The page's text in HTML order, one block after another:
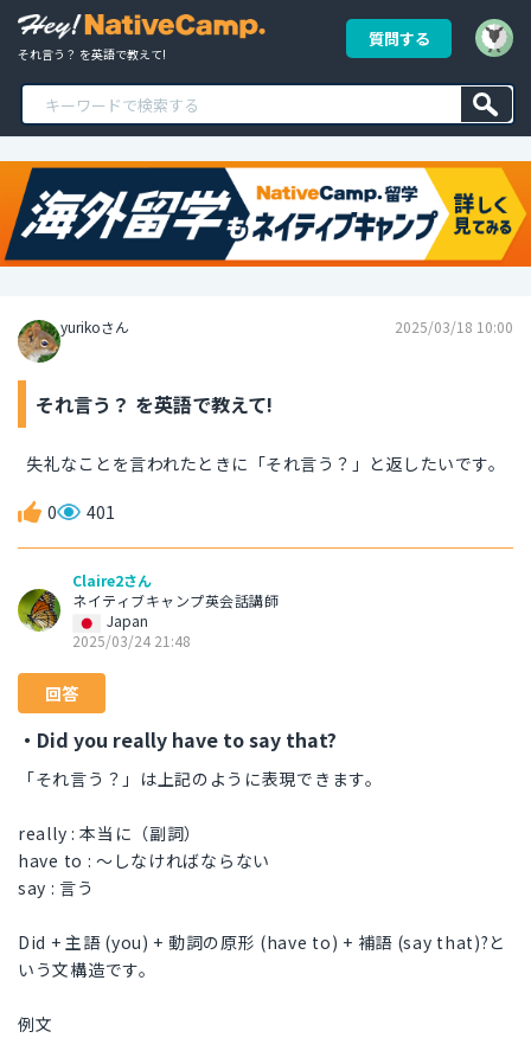
それ言う？ を英語で教えて!
質問する
yurikoさん 2025/03/18 10:00
それ言う？ を英語で教えて!
失礼なことを言われたときに「それ言う？」と返したいです。
0 401
Claire2さん
ネイティブキャンプ英会話講師
Japan
2025/03/24 21:48
回答
・Did you really have to say that?
「それ言う？」は上記のように表現できます。
really : 本当に（副詞）
have to : ～しなければならない
say : 言う
Did + 主語 (you) + 動詞の原形 (have to) + 補語 (say that)?と
いう文構造です。
例文